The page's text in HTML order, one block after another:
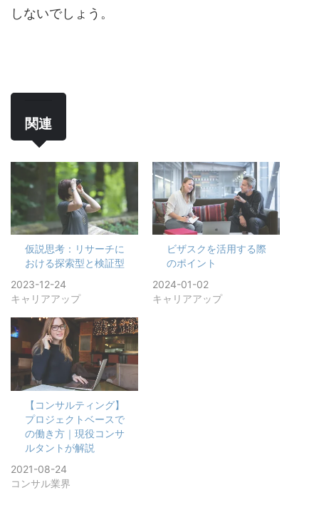
しないでしょう。
関連
仮説思考：リサーチに
おける探索型と検証型
2023-12-24
キャリアアップ
ビザスクを活用する際
のポイント
2024-01-02
キャリアアップ
【コンサルティング】
プロジェクトベースで
の働き方｜現役コンサ
ルタントが解説
2021-08-24
コンサル業界